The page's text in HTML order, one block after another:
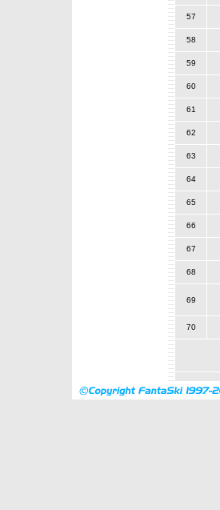
57
58
59
60
61
62
63
64
65
66
67
68
69
70